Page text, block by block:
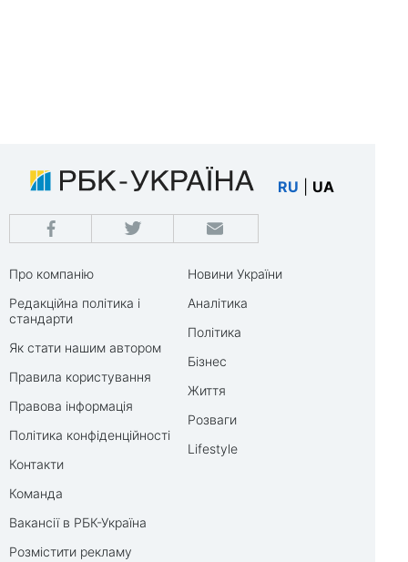
RU UA
Про компанію
Редакційна політика і
стандарти
Як стати нашим автором
Правила користування
Правова інформація
Політика конфіденційності
Контакти
Команда
Вакансії в РБК-Україна
Розмістити рекламу
Новини України
Аналітика
Політика
Бізнес
Життя
Розваги
Lifestyle